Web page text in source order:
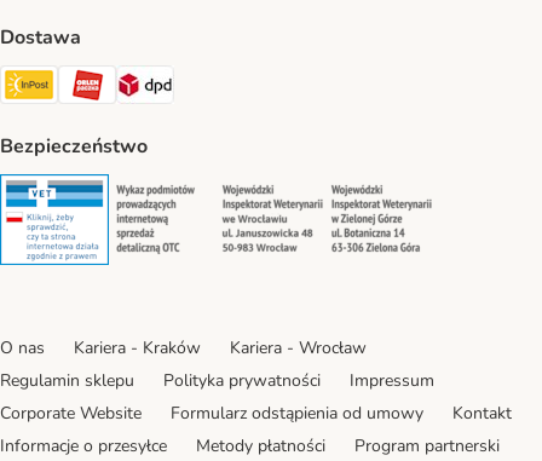
Dostawa
Paczkomat® Shipping Method
ORLEN Paczka Shipping Method
DPD Shipping Method
Bezpieczeństwo
Security Security Security
O nas Kariera - Kraków
Kariera - Wrocław
Regulamin sklepu
Polityka prywatności
Impressum
Corporate Website
Formularz odstąpienia od umowy
Kontakt
Informacje o przesyłce
Metody płatności Program partnerski